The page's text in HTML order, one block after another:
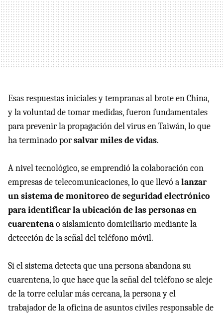
Esas respuestas iniciales y tempranas al brote en China,
y la voluntad de tomar medidas, fueron fundamentales
para prevenir la propagación del virus en Taiwán, lo que
ha terminado porsalvar miles de vidas.
A nivel tecnológico, se emprendió la colaboración con
empresas de telecomunicaciones, lo que llevó alanzar
un sistema de monitoreo de seguridad electrónico
para identificar la ubicación de las personas en
cuarentenao aislamiento domiciliario mediante la
detección de la señal del teléfono móvil.
Si el sistema detecta que una persona abandona su
cuarentena, lo que hace que la señal del teléfono se aleje
de la torre celular más cercana, la persona y el
trabajador de la oficina de asuntos civiles responsable de